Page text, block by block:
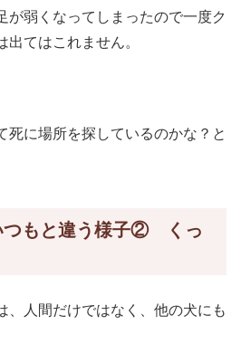
が弱くなってしまったので一度ク
出てはこれません。
死に場所を探しているのかな？と
つもと違う様子② くっ
、人間だけではなく、他の犬にも